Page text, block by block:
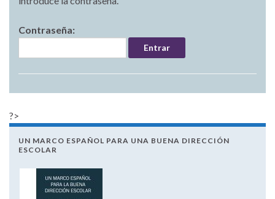
Contraseña:
?>
UN MARCO ESPAÑOL PARA UNA BUENA DIRECCIÓN
ESCOLAR